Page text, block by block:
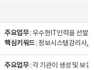
주요업무: 우수한IT인력을 선발
핵심키워드: 정보시스템감리사,
주요업무: 각 기관이 생성 및 보